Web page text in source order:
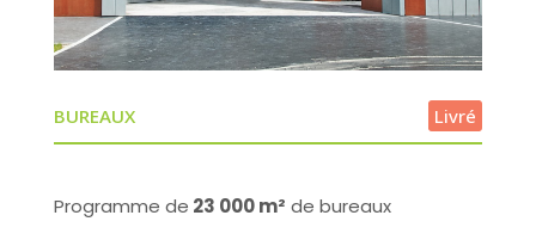
BUREAUX Livré
Programme de 23 000 m² de bureaux